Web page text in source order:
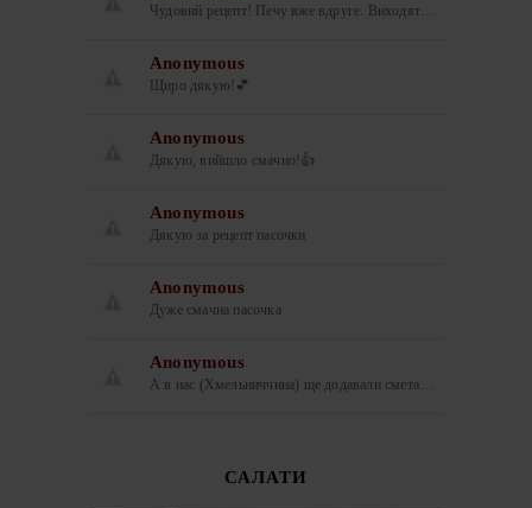
Чудовий рецепт! Печу вже вдруге. Виходят…
Anonymous
Щиро дякую!💕
Anonymous
Дякую, вийшло смачно!👍
Anonymous
Дякую за рецепт пасочки
Anonymous
Дуже смачна пасочка
Anonymous
А в нас (Хмельниччина) ще додавали смета…
САЛАТИ